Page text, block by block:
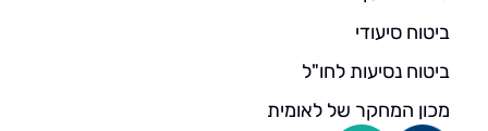
ביטוח סיעודי
ביטוח נסיעות לחו"ל
מכון המחקר של לאומית